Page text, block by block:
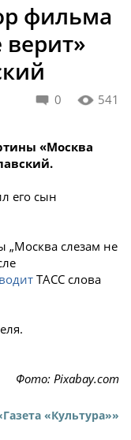
фильма
0 541
«Москва
его сын
„Москва слезам не
ТАСС слова
Фото: Pixabay.com
«Культура»»